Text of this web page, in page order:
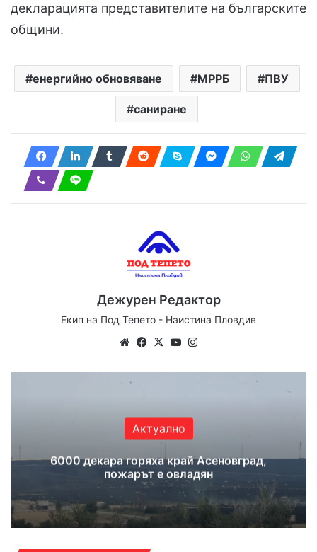
декларацията представителите на българските
общини.
енергийно обновяване МРРБ ПВУ
саниране
Дежурен Редактор
Екип на Под Тепето - Наистина Пловдив
WebsiteFacebook
X YouTube
Актуално
6000 декара горяха край Асеновград,
пожарът е овладян